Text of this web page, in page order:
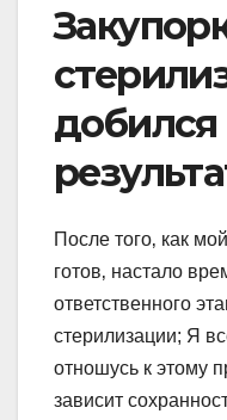
добился
После того‚ как
готов‚ настало
ответственного
стерилизации; Я
отношусь к этому
зависит